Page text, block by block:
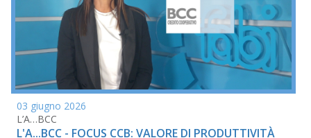
03 giugno 2026
L’A…BCC
L'A...BCC - FOCUS CCB: VALORE DI PRODUTTIVITÀ